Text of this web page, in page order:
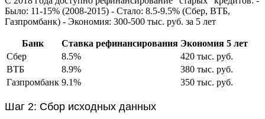
Было: 11-15% (2008-2015) - Стало: 8.5-9.5% (Сбер, ВТБ,
Газпромбанк) - Экономия: 300-500 тыс. руб. за 5 лет
Банк Ставка рефинансирования Экономия 5 лет
Сбер
8.5%
420 тыс. руб.
ВТБ
8.9%
380 тыс. руб.
Газпромбанк 9.1% 350 тыс. руб.
Шаг 2: Сбор исходных данных